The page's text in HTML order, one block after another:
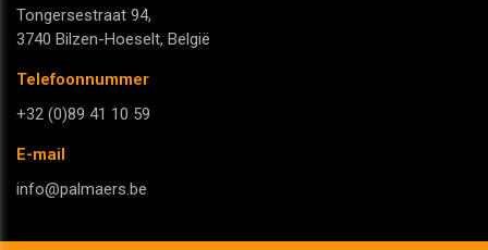
Tongersestraat 94,
3740 Bilzen-Hoeselt, België
Telefoonnummer
+32 (0)89 41 10 59
E-mail
info@palmaers.be